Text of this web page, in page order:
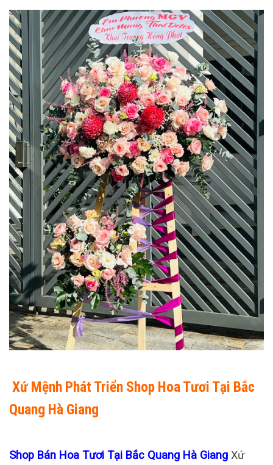
Xứ Mệnh Phát Triển Shop Hoa Tươi Tại Bắc
Quang Hà Giang
Shop Bán Hoa Tươi Tại Bắc Quang Hà Giang Xứ